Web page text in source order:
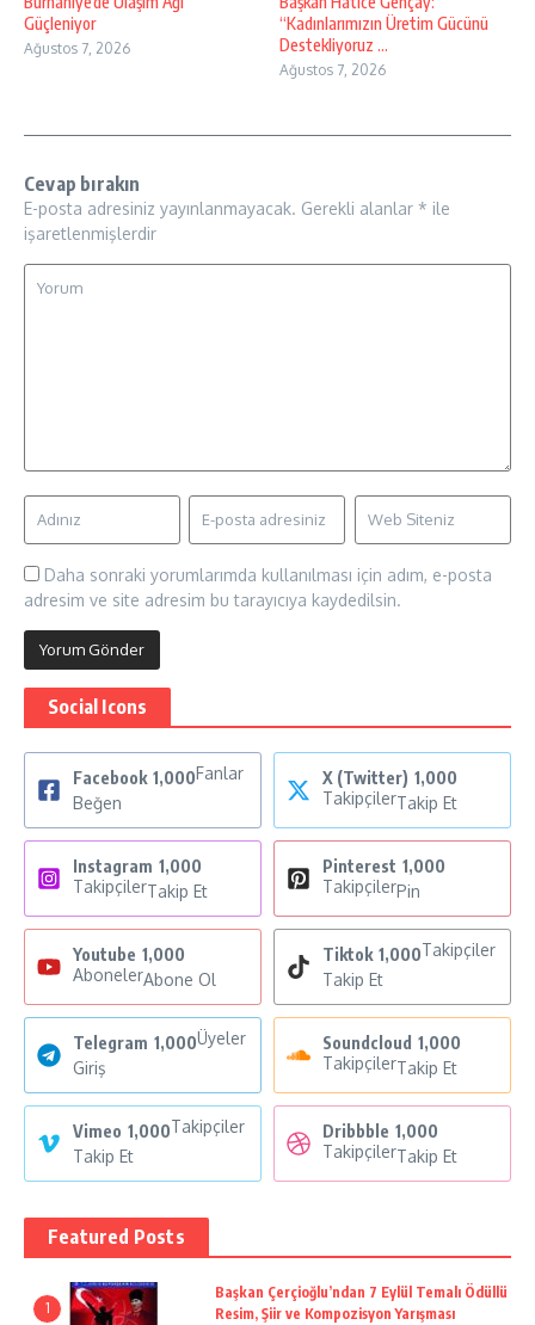
Güçleniyor
Ağustos 7, 2026
“Kadınlarımızın Üretim Gücünü
Destekliyoruz ...
Ağustos 7, 2026
Cevap bırakın
E-posta adresiniz yayınlanmayacak. Gerekli alanlar * ile
işaretlenmişlerdir
Daha sonraki yorumlarımda kullanılması için adım, e-posta
adresim ve site adresim bu tarayıcıya kaydedilsin.
Social Icons
Facebook 1,000Fanlar
Beğen
X (Twitter) 1,000
TakipçilerTakip Et
Instagram 1,000
TakipçilerTakip Et
Pinterest 1,000
TakipçilerPin
Youtube 1,000
AbonelerAbone Ol
Tiktok 1,000Takipçiler
Takip Et
Telegram 1,000Üyeler
Giriş
Soundcloud 1,000
TakipçilerTakip Et
Vimeo 1,000Takipçiler
Takip Et
Dribbble 1,000
TakipçilerTakip Et
Featured Posts
1
Başkan Çerçioğlu’ndan 7 Eylül Temalı Ödüllü
Resim, Şiir ve Kompozisyon Yarışması